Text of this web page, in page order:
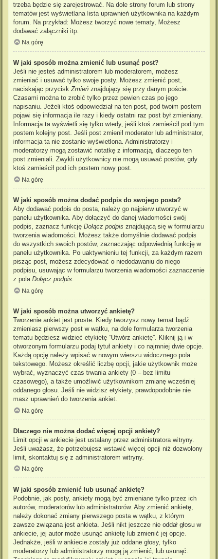
trzeba będzie się zarejestrować. Na dole strony forum lub strony
tematów jest wyświetlana lista uprawnień użytkownika na każdym
forum. Na przykład: Możesz tworzyć nowe tematy, Możesz
dodawać załączniki itp.
Na górę
W jaki sposób można zmienić lub usunąć post?
Jeśli nie jesteś administratorem lub moderatorem, możesz
zmieniać i usuwać tylko swoje posty. Możesz zmienić post,
naciskając przyciskZmień znajdujący się przy danym poście.
Czasami można to zrobić tylko przez pewien czas po jego
napisaniu. Jeżeli ktoś odpowiedział na ten post, pod twoim postem
pojawi się informacja ile razy i kiedy ostatni raz post był zmieniany.
Informacja ta wyświetli się tylko wtedy, jeśli ktoś zamieścił pod tym
postem kolejny post. Jeśli post zmienił moderator lub administrator,
informacja ta nie zostanie wyświetlona. Administratorzy i
moderatorzy mogą zostawić notatkę z informacją, dlaczego ten
post zmieniali. Zwykli użytkownicy nie mogą usuwać postów, gdy
ktoś zamieścił pod ich postem nowy post.
Na górę
W jaki sposób można dodać podpis do swojego posta?
Aby dodawać podpis do posta, należy go najpierw utworzyć w
panelu użytkownika. Aby dołączyć do danej wiadomości swój
podpis, zaznacz funkcję Dołącz podpis znajdującą się w formularzu
tworzenia wiadomości. Możesz także domyślnie dodawać podpis
do wszystkich swoich postów, zaznaczając odpowiednią funkcję w
panelu użytkownika. Po uaktywnieniu tej funkcji, za każdym razem
pisząc post, możesz zdecydować o niedodawaniu do niego
podpisu, usuwając w formularzu tworzenia wiadomości zaznaczenie
z pola Dołącz podpis.
Na górę
W jaki sposób można utworzyć ankietę?
Tworzenie ankiet jest proste. Kiedy tworzysz nowy temat bądź
zmieniasz pierwszy post w wątku, na dole formularza tworzenia
tematu będziesz widzieć etykietę “Utwórz ankietę”. Kliknij ją i w
otworzonym formularzu podaj tytuł ankiety i co najmniej dwie opcje.
Każdą opcję należy wpisać w nowym wierszu widocznego pola
tekstowego. Możesz określić liczbę opcji, jakie użytkownik może
wybrać, wyznaczyć czas trwania ankiety (0 – bez limitu
czasowego), a także umożliwić użytkownikom zmianę wcześniej
oddanego głosu. Jeśli nie widzisz etykiety, prawdopodobnie nie
masz uprawnień do tworzenia ankiet.
Na górę
Dlaczego nie można dodać więcej opcji ankiety?
Limit opcji w ankiecie jest ustalany przez administratora witryny.
Jeśli uważasz, że potrzebujesz wstawić więcej opcji niż dozwolony
limit, skontaktuj się z administratorem witryny.
Na górę
W jaki sposób zmienić lub usunąć ankietę?
Podobnie, jak posty, ankiety mogą być zmieniane tylko przez ich
autorów, moderatorów lub administratorów. Aby zmienić ankietę,
należy dokonać zmiany pierwszego posta w wątku, z którym
zawsze związana jest ankieta. Jeśli nikt jeszcze nie oddał głosu w
ankiecie, jej autor może usunąć ankietę lub zmienić jej opcje.
Jednakże, jeśli w ankiecie zostały już oddane głosy, tylko
moderatorzy lub administratorzy mogą ją zmienić, lub usunąć.